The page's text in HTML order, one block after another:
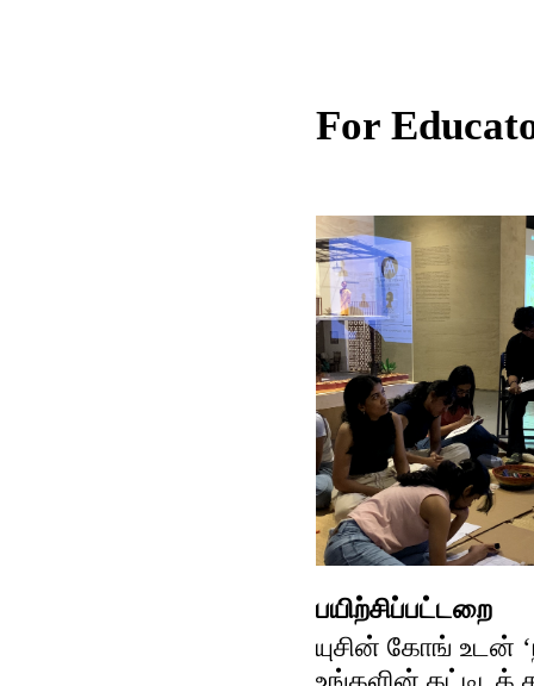
For
பயிற்சிப்பட்டறை
யுசின் கோங் உடன்